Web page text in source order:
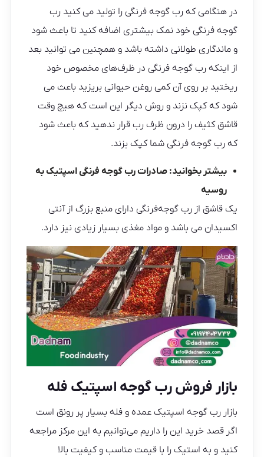
در هنگامی که رب گوجه فرنگی را تولید می کنید رب
گوجه فرنگی خود نمک بیشتری اضافه کنید تا باعث شود
و ماندگاری طولانی داشته باشد و همچنین می توانید بعد
از اینکه رب گوجه فرنگی در ظرف‌های مخصوص خود
ریختید بر روی آن کمی روغن حیوانی بریزید باعث می
شود که کپک نزند و روش دیگر این است که هیچ وقت
قاشق کثیف را درون ظرف رب قرار ندهید که باعث شود
که رب گوجه فرنگی شما کپک بزند.
بیشتر بخوانید:صادرات رب گوجه فرنگی اسپتیک به
روسیه
یک قاشق از رب گوجه‌فرنگی دارای منبع بزرگ از آنتی
اکسیدان می باشد و مواد مغذی بسیار زیادی نیز دارد.
بازار فروش رب گوجه اسپتیک فله
بازار رب گوجه اسپتیک عمده و فله بسیار پر رونق است
اگر قصد خرید این را داریم می‌توانیم به این مرکز مراجعه
کنید و به استیک را با قیمت مناسب و کیفیت بالا